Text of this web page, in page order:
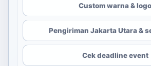
Custom warna & logo
Pengiriman Jakarta Utara &
Cek deadline event